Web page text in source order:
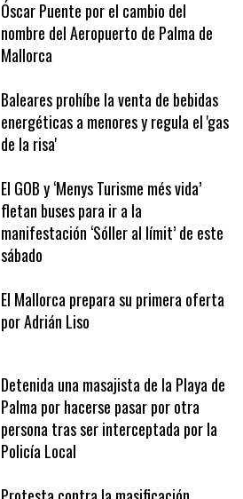
Martínez arremete contra el ministro
Óscar Puente por el cambio del
nombre del Aeropuerto de Palma de
Mallorca
Baleares prohíbe la venta de bebidas
energéticas a menores y regula el 'gas
de la risa'
El GOB y ‘Menys Turisme més vida’
fletan buses para ir a la
manifestación ‘Sóller al límit’ de este
sábado
El Mallorca prepara su primera oferta
Detenida una masajista de la Playa de
Palma por hacerse pasar por otra
persona tras ser interceptada por la
Policía Local